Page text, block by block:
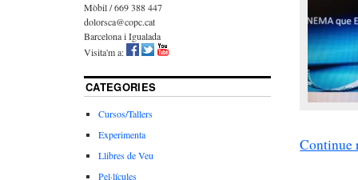
Continue
Mòbil / 669 388 447
dolorsca@copc.cat
Barcelona i Igualada
Visita'm a:
CATEGORIES
Cursos/Tallers
Experimenta
Llibres de Veu
Pel·lícules